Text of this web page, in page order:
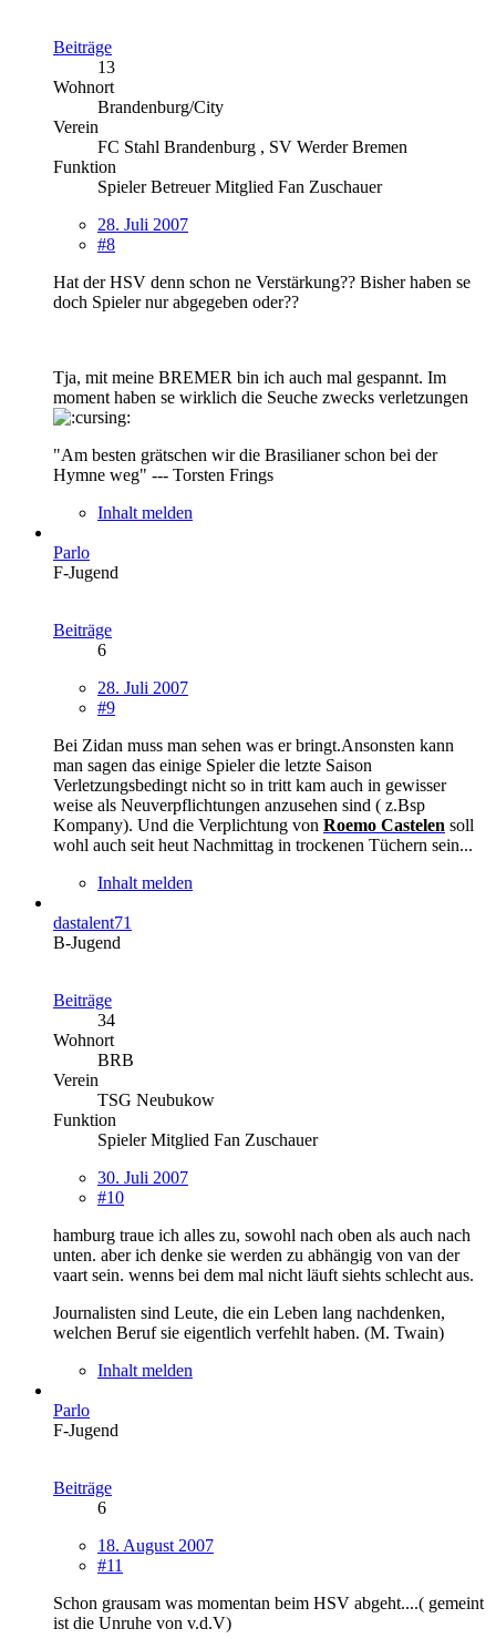
Beiträge
13
Wohnort
Brandenburg/City
Verein
FC Stahl Brandenburg , SV Werder Bremen
Funktion
Spieler Betreuer Mitglied Fan Zuschauer
28. Juli 2007
#8
Hat der HSV denn schon ne Verstärkung?? Bisher haben se
doch Spieler nur abgegeben oder??
Tja, mit meine BREMER bin ich auch mal gespannt. Im
moment haben se wirklich die Seuche zwecks verletzungen
"Am besten grätschen wir die Brasilianer schon bei der
Hymne weg" --- Torsten Frings
Inhalt melden
Parlo
F-Jugend
Beiträge
6
28. Juli 2007
#9
Bei Zidan muss man sehen was er bringt.Ansonsten kann
man sagen das einige Spieler die letzte Saison
Verletzungsbedingt nicht so in tritt kam auch in gewisser
weise als Neuverpflichtungen anzusehen sind ( z.Bsp
Kompany). Und die Verplichtung von Roemo Castelen soll
wohl auch seit heut Nachmittag in trockenen Tüchern sein...
Inhalt melden
dastalent71
B-Jugend
Beiträge
34
Wohnort
BRB
Verein
TSG Neubukow
Funktion
Spieler Mitglied Fan Zuschauer
30. Juli 2007
#10
hamburg traue ich alles zu, sowohl nach oben als auch nach
unten. aber ich denke sie werden zu abhängig von van der
vaart sein. wenns bei dem mal nicht läuft siehts schlecht aus.
Journalisten sind Leute, die ein Leben lang nachdenken,
welchen Beruf sie eigentlich verfehlt haben. (M. Twain)
Inhalt melden
Parlo
F-Jugend
Beiträge
6
18. August 2007
#11
Schon grausam was momentan beim HSV abgeht....( gemeint
ist die Unruhe von v.d.V)